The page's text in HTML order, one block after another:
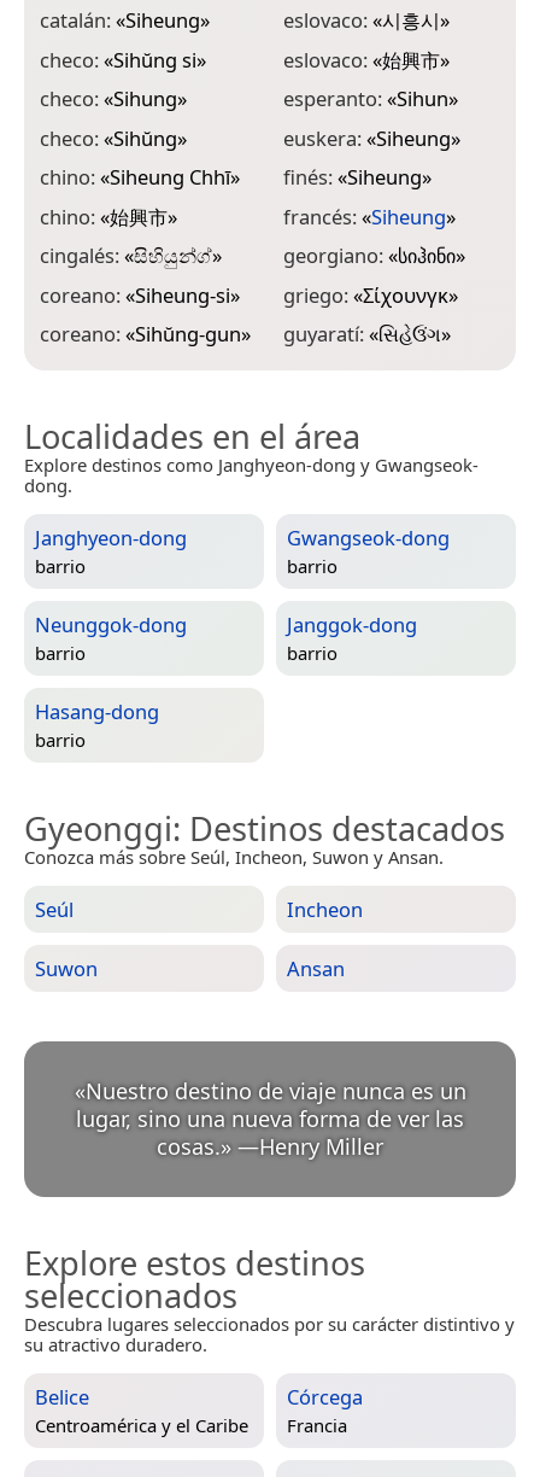
catalán:«Siheung»
checo:«Sihŭng si»
checo:«Sihung»
checo:«Sihŭng»
chino:«Siheung Chhī»
chino:«始興市»
cingalés:«සිහියුන්ග්»
coreano:«Siheung-si»
coreano:«Sihŭng-gun»
eslovaco:«시흥시»
eslovaco:«始興市»
esperanto:«Sihun»
euskera:«Siheung»
finés:«Siheung»
francés:«Siheung»
georgiano:«სიჰინი»
griego:«Σίχουνγκ»
guyaratí:«સિહેઉંગ»
Localidades en el área
Explore destinos como Janghyeon-dong y Gwangseok-
dong.
Janghyeon-dong
barrio
Gwangseok-dong
barrio
Neunggok-dong
barrio
Janggok-dong
barrio
Hasang-dong
barrio
Gyeonggi: Destinos destacados
Conozca más sobre Seúl, Incheon, Suwon y Ansan.
Seúl Incheon
Suwon Ansan
«Nuestro destino de viaje nunca es un
lugar, sino una nueva forma de ver las
cosas.» —Henry Miller
Explore estos destinos
seleccionados
Descubra lugares seleccionados por su carácter distintivo y
su atractivo duradero.
Belice
Centroamérica y el Caribe
Córcega
Francia